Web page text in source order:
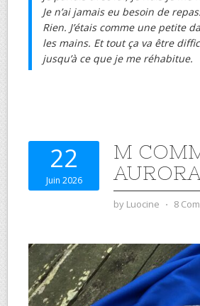
Je n’ai jamais eu besoin de
Rien. J’étais comme une petite
les mains. Et tout ça va être
jusqu’à ce que je me réhabitue.
22
Juin 2026
M
by Luocine ⋅ 8